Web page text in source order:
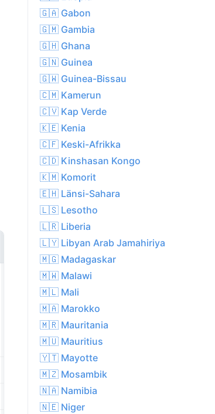
ke 12. elo
35.2°C
29.5°C
🇬🇦 Gabon
🇬🇲 Gambia
🇬🇭 Ghana
🇬🇳 Guinea
🇬🇼 Guinea-Bissau
🇨🇲 Kamerun
🇨🇻 Kap Verde
🇰🇪 Kenia
🇨🇫 Keski-Afrikka
🇨🇩 Kinshasan Kongo
🇰🇲 Komorit
🇪🇭 Länsi-Sahara
🇱🇸 Lesotho
🇱🇷 Liberia
🇱🇾 Libyan Arab Jamahiriya
🇲🇬 Madagaskar
🇲🇼 Malawi
🇲🇱 Mali
🇲🇦 Marokko
🇲🇷 Mauritania
🇲🇺 Mauritius
🇾🇹 Mayotte
🇲🇿 Mosambik
🇳🇦 Namibia
🇳🇪 Niger